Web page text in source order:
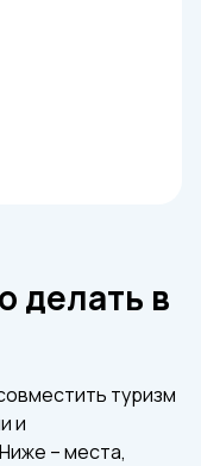
делать в
туризм
и
– места,